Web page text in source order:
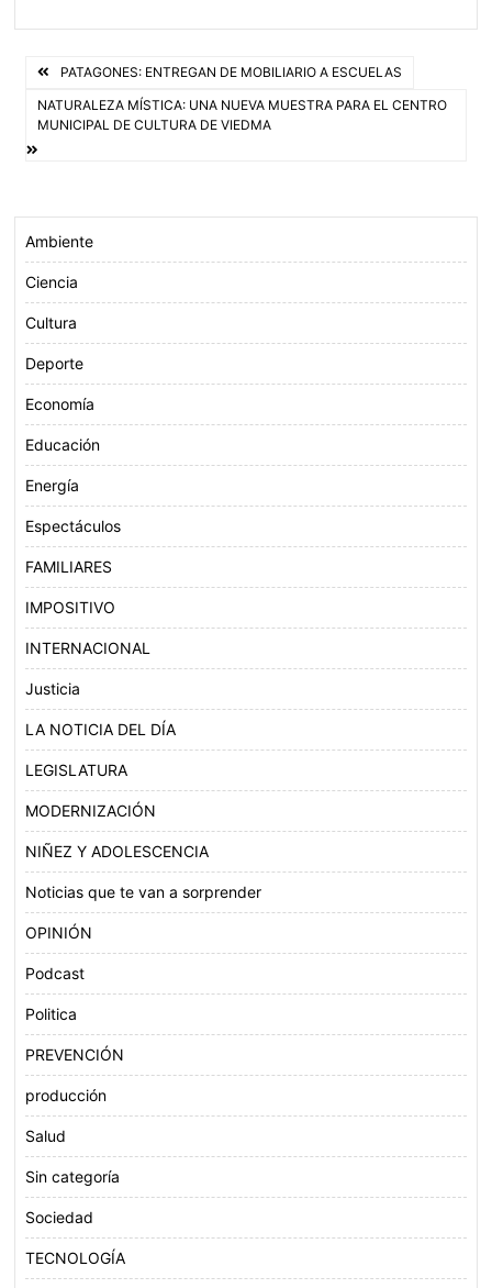
b
o
o
t
e
r
s
A
p
l
Navegación
de
entradas
PATAGONES: ENTREGAN DE MOBILIARIO A ESCUELAS
NATURALEZA MÍSTICA: UNA NUEVA MUESTRA PARA EL CENTRO
MUNICIPAL DE CULTURA DE VIEDMA
Ambiente
Ciencia
Cultura
Deporte
Economía
Educación
Energía
Espectáculos
FAMILIARES
IMPOSITIVO
INTERNACIONAL
Justicia
LA NOTICIA DEL DÍA
LEGISLATURA
MODERNIZACIÓN
NIÑEZ Y ADOLESCENCIA
Noticias que te van a sorprender
OPINIÓN
Podcast
Politica
PREVENCIÓN
producción
Salud
Sin categoría
Sociedad
TECNOLOGÍA